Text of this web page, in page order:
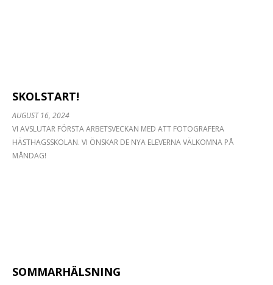
SKOLSTART!
AUGUST 16, 2024
VI AVSLUTAR FÖRSTA ARBETSVECKAN MED ATT FOTOGRAFERA
HÄSTHAGSSKOLAN. VI ÖNSKAR DE NYA ELEVERNA VÄLKOMNA PÅ
MÅNDAG!
SOMMARHÄLSNING